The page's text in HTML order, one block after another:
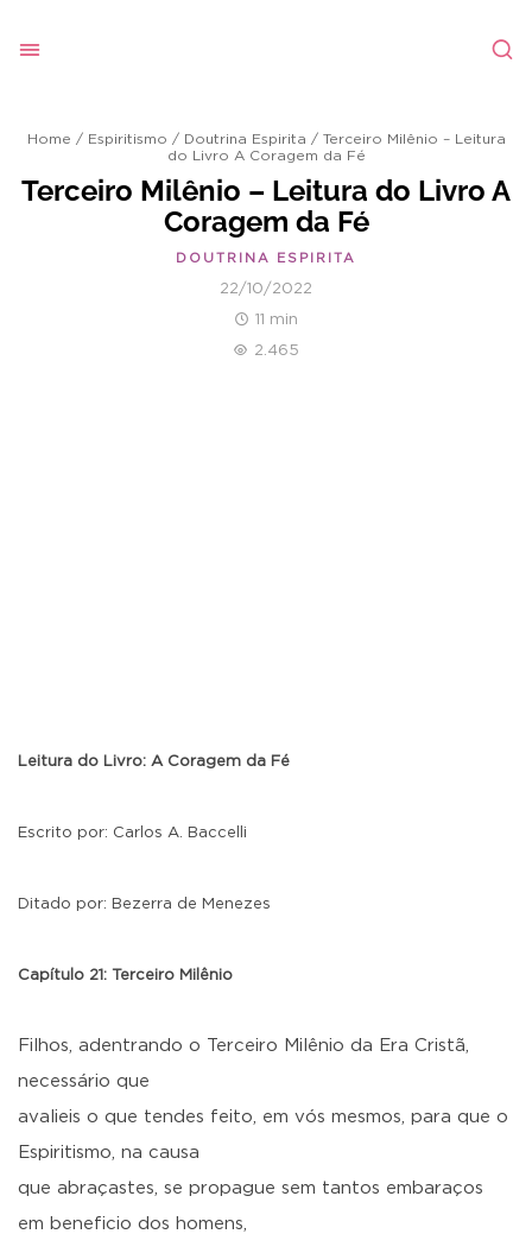
Home / Espiritismo / Doutrina Espirita / Terceiro Milênio – Leitura
do Livro A Coragem da Fé
Terceiro Milênio – Leitura do Livro A
Coragem da Fé
DOUTRINA ESPIRITA
22/10/2022
11 min
2.465
Leitura do Livro: A Coragem da Fé
Escrito por: Carlos A. Baccelli
Ditado por: Bezerra de Menezes
Capítulo 21: Terceiro Milênio
Filhos, adentrando o Terceiro Milênio da Era Cristã,
necessário que
avalieis o que tendes feito, em vós mesmos, para que o
Espiritismo, na causa
que abraçastes, se propague sem tantos embaraços
em beneficio dos homens,